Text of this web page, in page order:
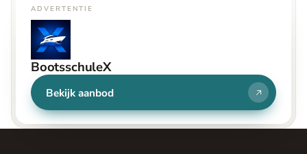
ADVERTENTIE
BootsschuleX
Bekijk aanbod